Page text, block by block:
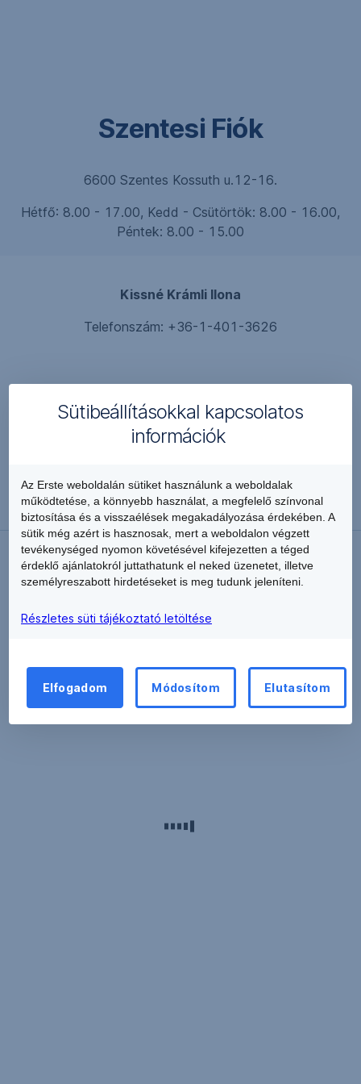
Szentesi Fiók
6600 Szentes Kossuth u.12-16.
Hétfő: 8.00 - 17.00, Kedd - Csütörtök: 8.00 - 16.00,
Péntek: 8.00 - 15.00
Kissné Krámli Ilona
Telefonszám: +36-1-401-3626
Sütibeállításokkal kapcsolatos
információk
Az Erste weboldalán sütiket használunk a weboldalak
működtetése, a könnyebb használat, a megfelelő színvonal
biztosítása és a visszaélések megakadályozása érdekében. A
sütik még azért is hasznosak, mert a weboldalon végzett
tevékenységed nyomon követésével kifejezetten a téged
érdeklő ajánlatokról juttathatunk el neked üzenetet, illetve
személyreszabott hirdetéseket is meg tudunk jeleníteni.
Részletes süti tájékoztató letöltése
Elfogadom Módosítom Elutasítom